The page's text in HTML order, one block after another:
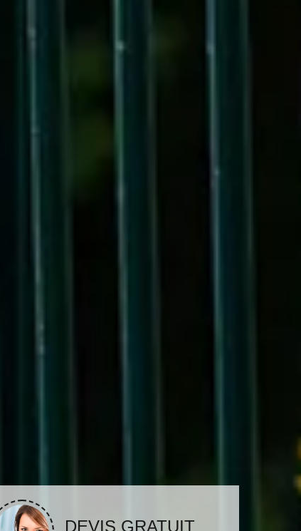
DEVIS GRATUIT